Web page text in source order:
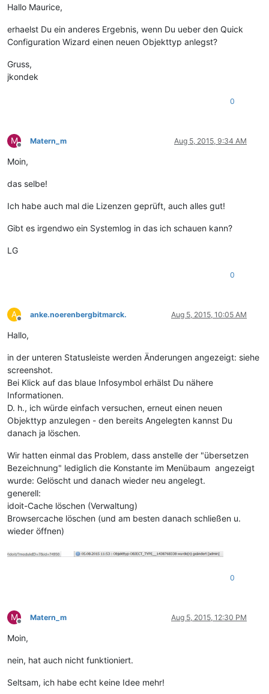
Hallo Maurice,
erhaelst Du ein anderes Ergebnis, wenn Du ueber den Quick
Configuration Wizard einen neuen Objekttyp anlegst?
Gruss,
jkondek
0
M
Offline
Matern_m Aug 5, 2015, 9:34 AM
Moin,
das selbe!
Ich habe auch mal die Lizenzen geprüft, auch alles gut!
Gibt es irgendwo ein Systemlog in das ich schauen kann?
LG
0
A
Offline
anke.noerenbergbitmarck. Aug 5, 2015, 10:05 AM
Hallo,
in der unteren Statusleiste werden Änderungen angezeigt: siehe
screenshot.
Bei Klick auf das blaue Infosymbol erhälst Du nähere
Informationen.
D. h., ich würde einfach versuchen, erneut einen neuen
Objekttyp anzulegen - den bereits Angelegten kannst Du
danach ja löschen.
Wir hatten einmal das Problem, dass anstelle der "übersetzen
Bezeichnung" lediglich die Konstante im Menübaum angezeigt
wurde: Gelöscht und danach wieder neu angelegt.
generell:
idoit-Cache löschen (Verwaltung)
Browsercache löschen (und am besten danach schließen u.
wieder öffnen)
0
M
Offline
Matern_m Aug 5, 2015, 12:30 PM
Moin,
nein, hat auch nicht funktioniert.
Seltsam, ich habe echt keine Idee mehr!